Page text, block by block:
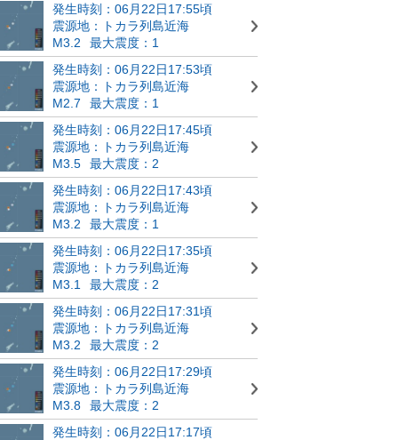
発生時刻：06月22日17:55頃
震源地：トカラ列島近海
M3.2
最大震度：1
発生時刻：06月22日17:53頃
震源地：トカラ列島近海
M2.7
最大震度：1
発生時刻：06月22日17:45頃
震源地：トカラ列島近海
M3.5
最大震度：2
発生時刻：06月22日17:43頃
震源地：トカラ列島近海
M3.2
最大震度：1
発生時刻：06月22日17:35頃
震源地：トカラ列島近海
M3.1
最大震度：2
発生時刻：06月22日17:31頃
震源地：トカラ列島近海
M3.2
最大震度：2
発生時刻：06月22日17:29頃
震源地：トカラ列島近海
M3.8
最大震度：2
発生時刻：06月22日17:17頃